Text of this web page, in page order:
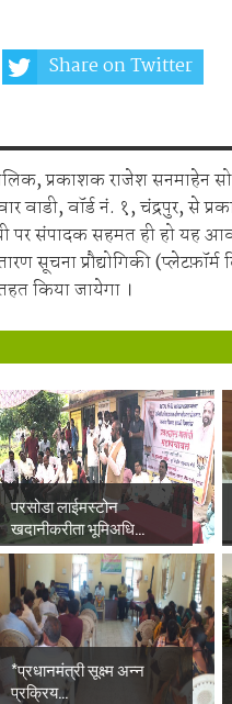
Share on Twitter
प्रकाशक राजेश सनमाहेन
वाडी, वॉर्ड नं. १, चंद्रपुर, से
पर संपादक सहमत ही हो यह
सूचना प्रौद्योगिकी (प्लेटफ़ॉर्म
किया जायेगा ।
परसोडा लाईमस्टोन
खदानीकरीता भूमिअधि...
*प्रधानमंत्री सूक्ष्म अन्न
प्रक्रिय...